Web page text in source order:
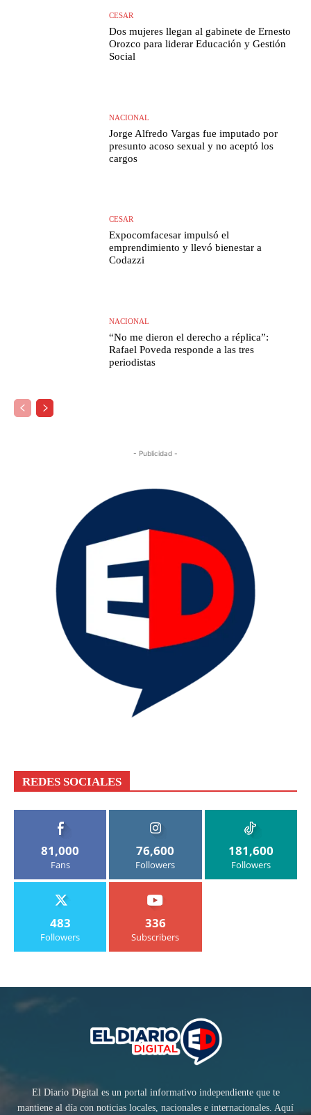
CESAR
Dos mujeres llegan al gabinete de Ernesto
Orozco para liderar Educación y Gestión
Social
NACIONAL
Jorge Alfredo Vargas fue imputado por
presunto acoso sexual y no aceptó los
cargos
CESAR
Expocomfacesar impulsó el
emprendimiento y llevó bienestar a
Codazzi
NACIONAL
“No me dieron el derecho a réplica”:
Rafael Poveda responde a las tres
periodistas
- Publicidad -
REDES SOCIALES
81,000
Fans
76,600
Followers
181,600
Followers
483
Followers
336
Subscribers
El Diario Digital es un portal informativo independiente que te
mantiene al día con noticias locales, nacionales e internacionales. Aquí